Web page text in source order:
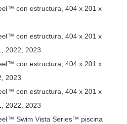
con estructura, 404 x 201 x
con estructura, 404 x 201 x
2022, 2023
con estructura, 404 x 201 x
2023
con estructura, 404 x 201 x
2022, 2023
Swim Vista Series™ piscina